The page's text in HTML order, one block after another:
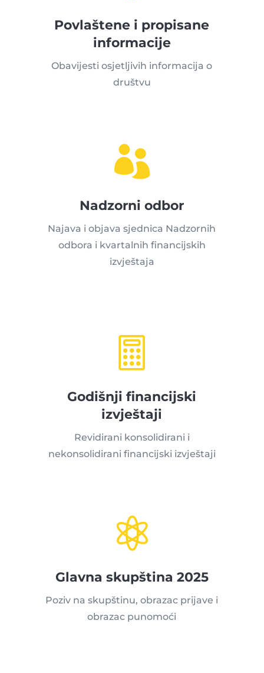
Povlaštene i propisane
informacije
Obavijesti osjetljivih informacija o
društvu

Nadzorni odbor
Najava i objava sjednica Nadzornih
odbora i kvartalnih financijskih
izvještaja

Godišnji financijski
izvještaji
Revidirani konsolidirani i
nekonsolidirani financijski izvještaji

Glavna skupština 2025
Poziv na skupštinu, obrazac prijave i
obrazac punomoći